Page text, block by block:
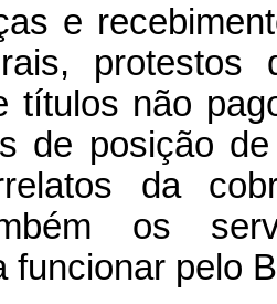
e
títulos não
de posição
da
os
funcionar pelo